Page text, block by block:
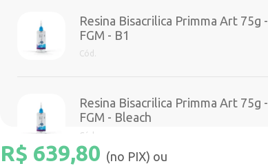
Resina Bisacrilica Primma Art 75g -
FGM - B1
Cód.
Resina Bisacrilica Primma Art 75g -
FGM - Bleach
Cód.
R$ 639,80 (no PIX) ou